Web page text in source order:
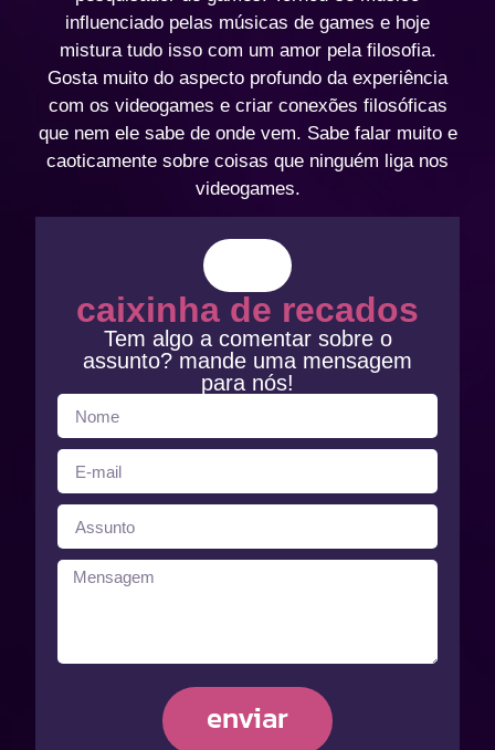
influenciado pelas músicas de games e hoje
mistura tudo isso com um amor pela filosofia.
Gosta muito do aspecto profundo da experiência
com os videogames e criar conexões filosóficas
que nem ele sabe de onde vem. Sabe falar muito e
caoticamente sobre coisas que ninguém liga nos
videogames.
caixinha de recados
Tem algo a comentar sobre o
assunto? mande uma mensagem
para nós!
enviar